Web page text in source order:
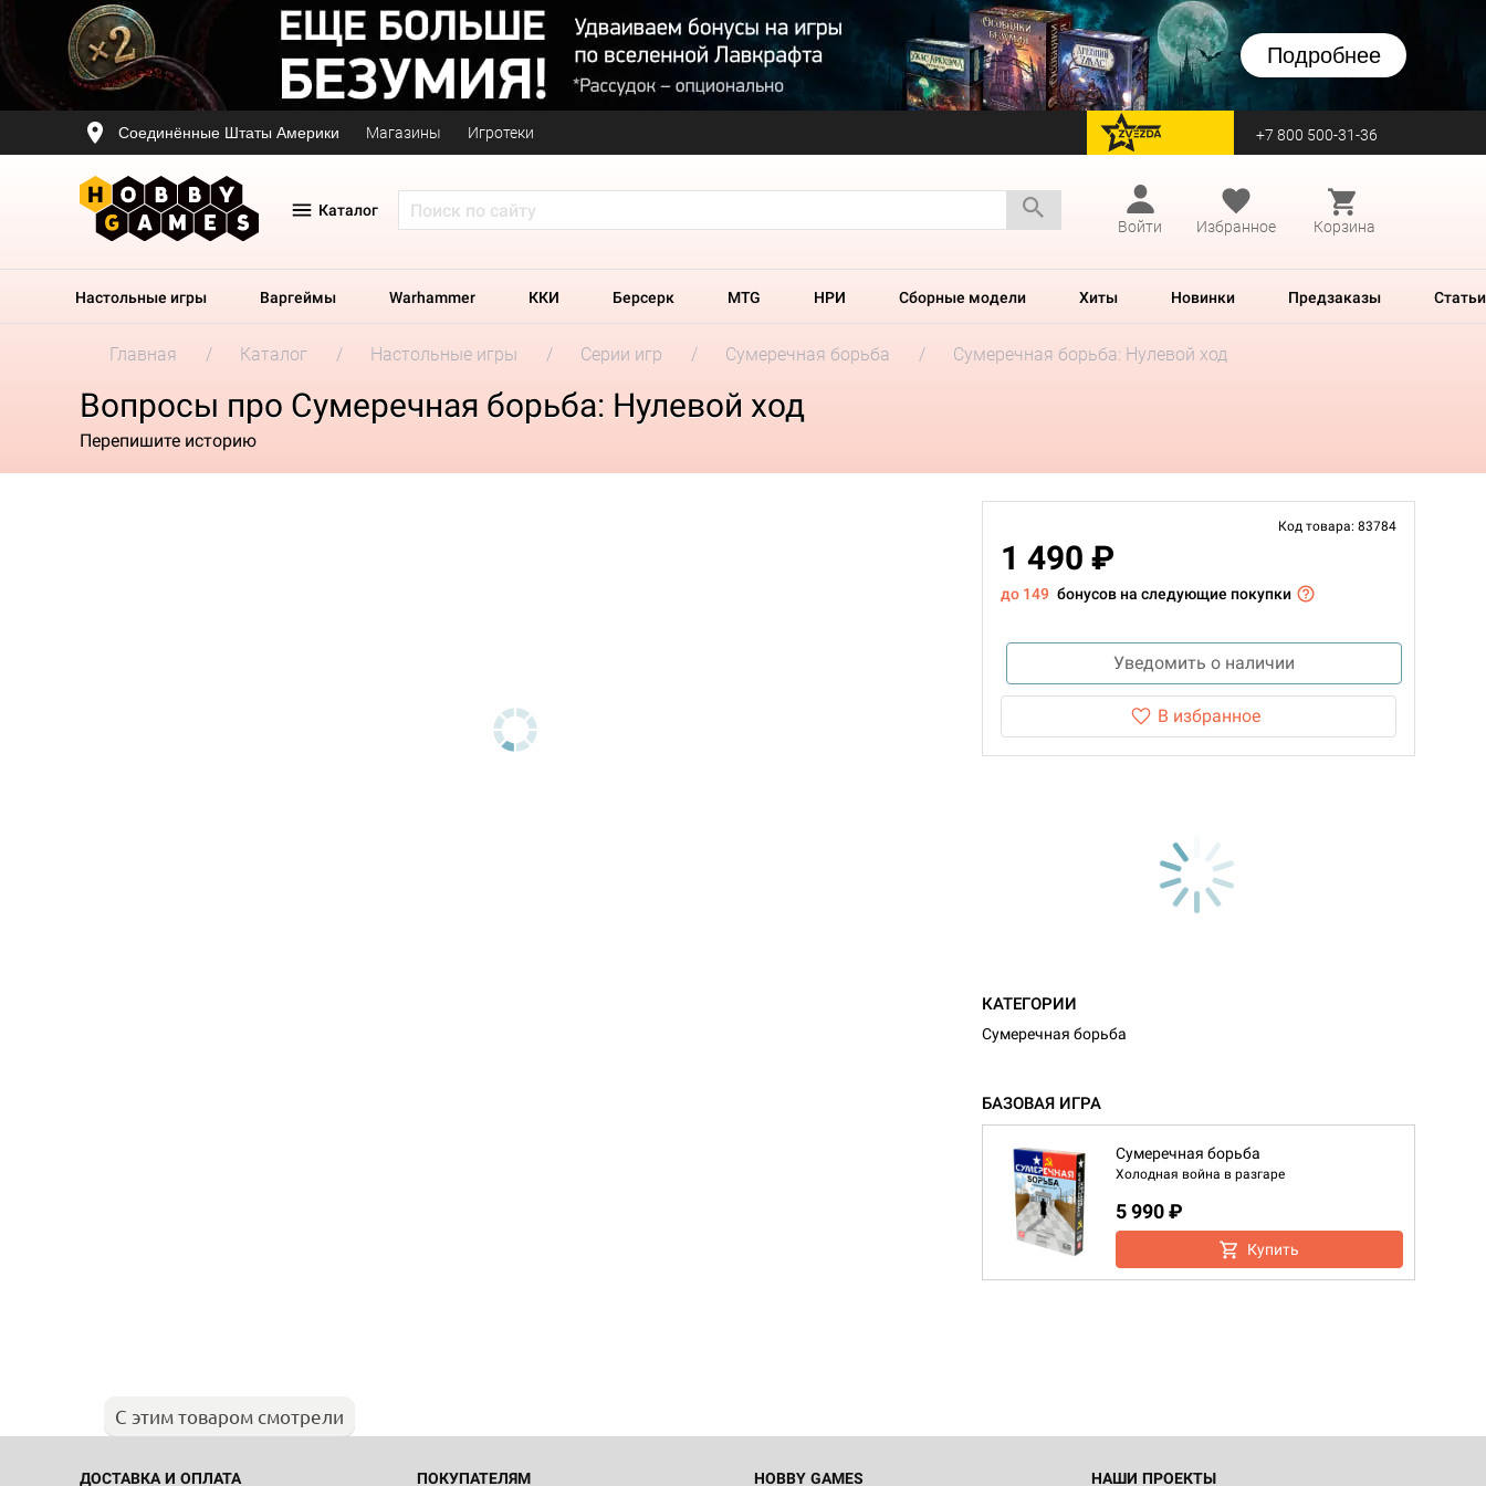
Подробнее
Соединённые Штаты Америки Магазины Игротеки перейти на Zvezda +7 800 500-31-36
Каталог
Войти
Избранное Корзина
Настольные игры Варгеймы Warhammer ККИ Берсерк MTG НРИ Сборные модели Хиты Новинки Предзаказы Статьи
Главная Каталог Настольные игры Серии игр Сумеречная борьба Сумеречная борьба: Нулевой ход
Вопросы про Сумеречная борьба: Нулевой ход
Перепишите историю
Код товара: 83784
1 490 ₽
до 149 бонусов на следующие покупки
Уведомить о наличии
В избранное
КАТЕГОРИИ
Сумеречная борьба
БАЗОВАЯ ИГРА
Сумеречная борьба
Холодная война в разгаре
5 990 ₽
Купить
С этим товаром смотрели
ДОСТАВКА И ОПЛАТА ПОКУПАТЕЛЯМ HOBBY GAMES НАШИ ПРОЕКТЫ